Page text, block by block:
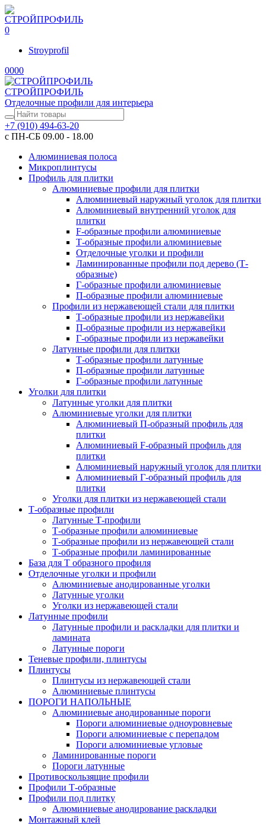
0
Stroyprofil
0000
СТРОЙПРОФИЛЬ
Отделочные профили для интерьера
+7 (910) 494-63-20
с ПН-СБ 09.00 - 18.00
Алюминиевая полоса
Микроплинтусы
Профиль для плитки
Алюминиевые профили для плитки
Алюминиевый наружный уголок для плитки
Алюминиевый внутренний уголок для
плитки
F-образные профили алюминиевые
Т-образные профили алюминиевые
Отделочные уголки и профили
Ламинированные профили под дерево (Т-
образные)
Г-образные профили алюминиевые
П-образные профили алюминиевые
Профили из нержавеющей стали для плитки
Т-образные профили из нержавейки
П-образные профили из нержавейки
Г-образные профили из нержавейки
Латунные профили для плитки
Т-образные профили латунные
П-образные профили латунные
Г-образные профили латунные
Уголки для плитки
Латунные уголки для плитки
Алюминиевые уголки для плитки
Алюминиевый П-образный профиль для
плитки
Алюминиевый F-образный профиль для
плитки
Алюминиевый наружный уголок для плитки
Алюминиевый Г-образный профиль для
плитки
Уголки для плитки из нержавеющей стали
Т-образные профили
Латунные Т-профили
Т-образные профили алюминиевые
Т-образные профили из нержавеющей стали
Т-образные профили ламинированные
База для Т образного профиля
Отделочные уголки и профили
Алюминиевые анодированные уголки
Латунные уголки
Уголки из нержавеющей стали
Латунные профили
Латунные профили и раскладки для плитки и
ламината
Латунные пороги
Теневые профили, плинтусы
Плинтусы
Плинтусы из нержавеющей стали
Алюминиевые плинтусы
ПОРОГИ НАПОЛЬНЫЕ
Алюминиевые анодированные пороги
Пороги алюминиевые одноуровневые
Пороги алюминиевые с перепадом
Пороги алюминиевые угловые
Ламинированные пороги
Пороги латунные
Противоскользящие профили
Профили Т-образные
Профили под плитку
Алюминиевые анодирование раскладки
Монтажный клей